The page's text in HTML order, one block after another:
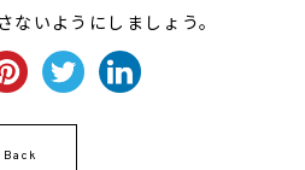
いようにしましょう。
Back